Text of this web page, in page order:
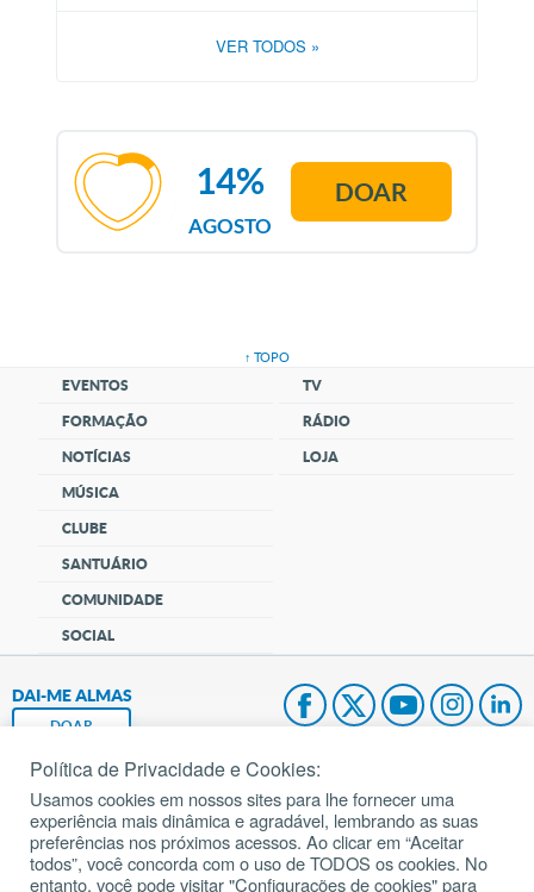
VER TODOS »
AGOSTO
14% DOAR
↑ TOPO
EVENTOS
FORMAÇÃO
NOTÍCIAS
MÚSICA
CLUBE
SANTUÁRIO
COMUNIDADE
SOCIAL
TV
RÁDIO
LOJA
DAI-ME ALMAS
DOAR
Fundação João Paulo II
Pedido de Oração
Mapa do site
Política de Privacidade e Cookies:
Usamos cookies em nossos sites para lhe fornecer uma
experiência mais dinâmica e agradável, lembrando as suas
preferências nos próximos acessos. Ao clicar em “Aceitar
todos”, você concorda com o uso de TODOS os cookies. No
entanto, você pode visitar "Configurações de cookies" para